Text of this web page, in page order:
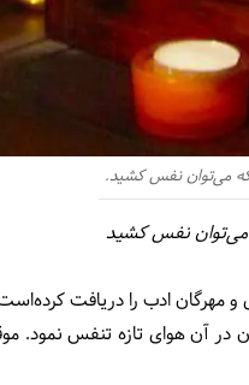
می‌توان نفس کشید.
نفس کشید
مهرگان ادب را دریافت
آن هوای تازه تنفس نمود.